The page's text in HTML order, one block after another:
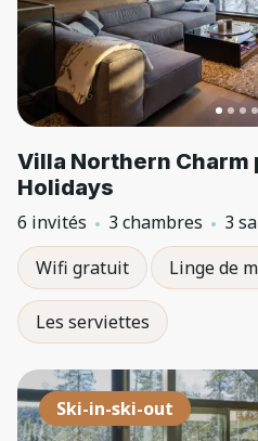
Villa Northern Charm
Holidays
6 invités 3 chambres
3
Wifi gratuit
Linge de
Les serviettes
Ski-in-ski-out